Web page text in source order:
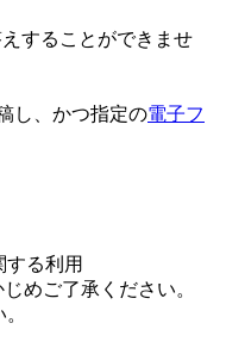
することができませ
し、かつ指定の電子フ
る利用
めご了承ください。